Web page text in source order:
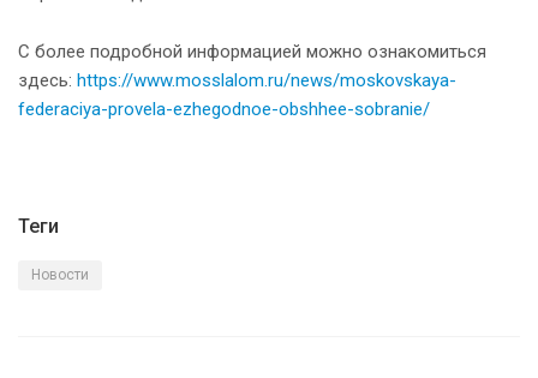
С более подробной информацией можно ознакомиться
здесь: https://www.mosslalom.ru/news/moskovskaya-
federaciya-provela-ezhegodnoe-obshhee-sobranie/
Теги
Новости